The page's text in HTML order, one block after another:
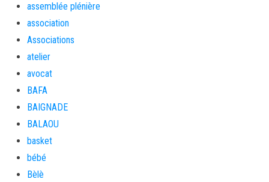
assemblée plénière
association
Associations
atelier
avocat
BAFA
BAIGNADE
BALAOU
basket
bébé
Bèlè